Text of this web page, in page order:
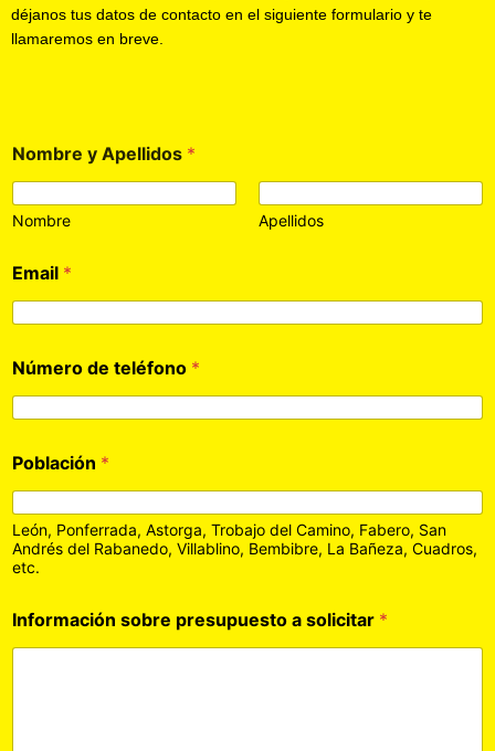
déjanos tus datos de contacto en el siguiente formulario y te
llamaremos en breve.
Nombre y Apellidos *
Nombre Apellidos
Email *
Número de teléfono *
Población *
León, Ponferrada, Astorga, Trobajo del Camino, Fabero, San
Andrés del Rabanedo, Villablino, Bembibre, La Bañeza, Cuadros,
etc.
Información sobre presupuesto a solicitar *